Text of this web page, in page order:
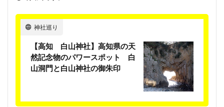
神社巡り
【高知 白山神社】高知県の天
然記念物のパワースポット 白
山洞門と白山神社の御朱印